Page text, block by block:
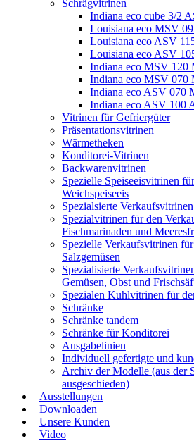
Schrägvitrinen
Indiana eco cube 3/2
Louisiana eco MSV
Louisiana eco ASV
Louisiana eco ASV
Indiana eco MSV 120
Indiana eco MSV 070
Indiana eco ASV 070
Indiana eco ASV 100
Vitrinen für Gefriergüter
Präsentationsvitrinen
Wärmetheken
Konditorei-Vitrinen
Backwarenvitrinen
Spezielle Speiseeisvitrinen
Weichspeiseeis
Spezialsierte
Spezialvitrinen für den
Fischmarinaden und
Spezielle Verkaufsvitrinen
Salzgemüsen
Spezialisierte
Gemüsen, Obst und
Spezialen Kuhlvitrinen für
Schränke
Schränke tandem
Schränke für Konditorei
Ausgabelinien
Individuell gefertigte und
Archiv der Modelle (aus der
ausgeschieden)
Ausstellungen
Downloaden
Unsere Kunden
Video